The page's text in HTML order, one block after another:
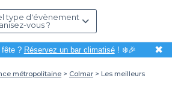
type d'évènement
vous ?
fête ? Réservez un bar climatisé! ❄️🎉 ✖
métropolitaine Colmar
Les meilleurs